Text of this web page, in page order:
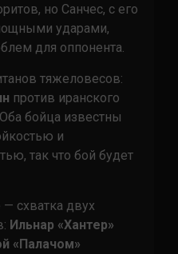
но Санчес, с его
ударами,
для оппонента.
тяжеловесов:
против иранского
. Оба бойца известны
и
так что бой будет
схватка двух
Ильнар «Хантер»
«Палачом»